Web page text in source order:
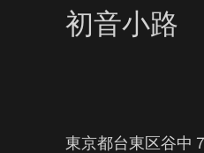
初音小路
東京都台東区谷中